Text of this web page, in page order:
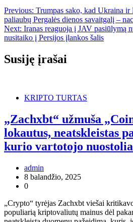
Previous: Trumpas sako, kad Ukraina ir
paliaubų Pergalės dienos savaitgalį –
Next: Iranas reaguoja į JAV pasiūlymą
nusitaiko į Persijos įlankos šalis
Susiję įrašai
KRIPTO TURTAS
„Zachxbt“ užmuša
lokautus, neatskleistas
kurio vartotojo
admin
8 balandžio, 2025
0
„Crypto“ tyrėjas Zachxbt viešai
populiarią kriptovaliutų mainus dėl